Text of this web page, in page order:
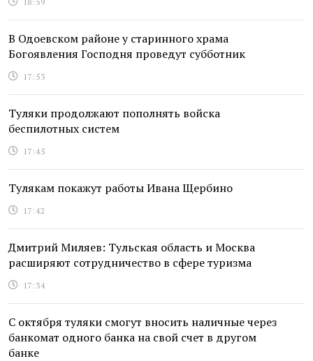
В Одоевском районе у старинного храма
Богоявления Господня проведут субботник
17:53
Туляки продолжают пополнять войска
беспилотных систем
17:45
Тулякам покажут работы Ивана Щербино
17:42
Дмитрий Миляев: Тульская область и Москва
расширяют сотрудничество в сфере туризма
17:34
С октября туляки смогут вносить наличные через
банкомат одного банка на свой счет в другом
банке